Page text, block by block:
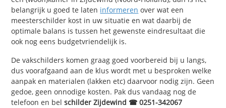
belangrijk u goed te laten informeren over wat een
meesterschilder kost in uw situatie en wat daarbij de
optimale balans is tussen het gewenste eindresultaat die
ook nog eens budgetvriendelijk is.
De vakschilders komen graag goed voorbereid bij u langs,
dus voorafgaand aan de klus wordt met u besproken welke
aanpak en materialen (lakken etc) daarvoor nodig zijn. Geen
gedoe, geen onnodige kosten. Pak dus vandaag nog de
telefoon en belschilder Zijdewind ☎ 0251-342067